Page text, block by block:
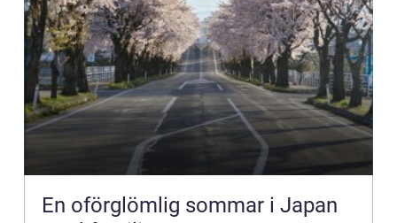
En oförglömlig sommar i Japan